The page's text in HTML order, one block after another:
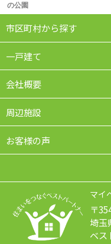
の公園
市区町村から探す
一戸建て
会社概要
周辺施設
お客様の声
マイ
〒
埼玉
ベス